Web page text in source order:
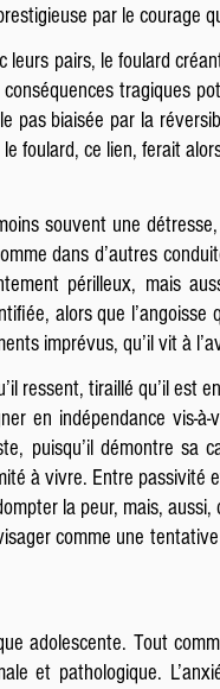
par le courage
pairs, le foulard
tragiques
pas biaisée par la
foulard, ce lien, ferait
souvent une
dans d’autres
périlleux, mais
alors que l’angoisse
imprévus, qu’il vit à
ressent, tiraillé qu’il est
en indépendance vis-
puisqu’il démontre sa
à vivre. Entre passivité
la peur, mais, aussi,
comme une
adolescente. Tout
et pathologique.